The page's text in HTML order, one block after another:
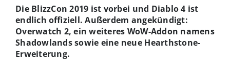
Die BlizzCon 2019 ist vorbei und Diablo 4 ist
endlich offiziell. Außerdem angekündigt:
Overwatch 2, ein weiteres WoW-Addon namens
Shadowlands sowie eine neue Hearthstone-
Erweiterung.